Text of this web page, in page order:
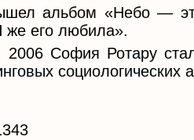
альбом «Небо —
его любила».
София Ротару
социологических